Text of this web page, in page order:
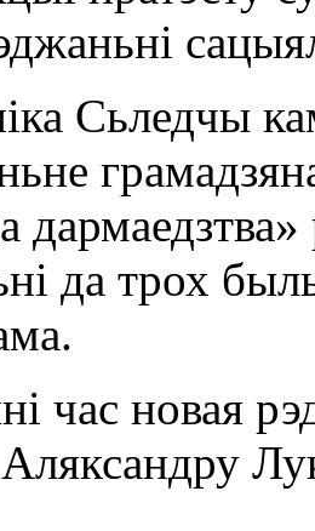
Сьледчы
да трох
час новая
Аляксандру